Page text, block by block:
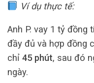
Ví dụ thực tế:
Anh P. vay 1 tỷ đồng
đầy đủ và hợp đồng
chỉ 45 phút, sau đó
ngày.